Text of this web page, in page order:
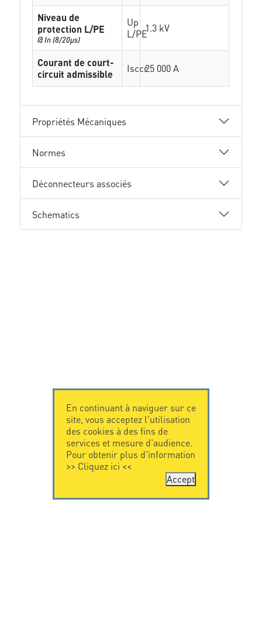
Niveau de
protection L/PE
@ In (8/20µs)
Up
L/PE1.3 kV
Courant de court-
circuit admissible
Isccr25 000 A
Propriétés Mécaniques
Normes
Déconnecteurs associés
Schematics
En continuant à naviguer sur ce
site, vous acceptez l'utilisation
des cookies à des fins de
services et mesure d'audience.
Pour obtenir plus d'information
>> Cliquez ici <<
Accept